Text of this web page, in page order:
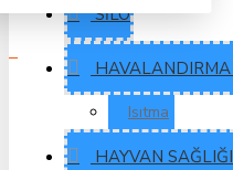
SILO
HAVALANDIRMA
Isıtma
HAYVAN SAĞLIĞI